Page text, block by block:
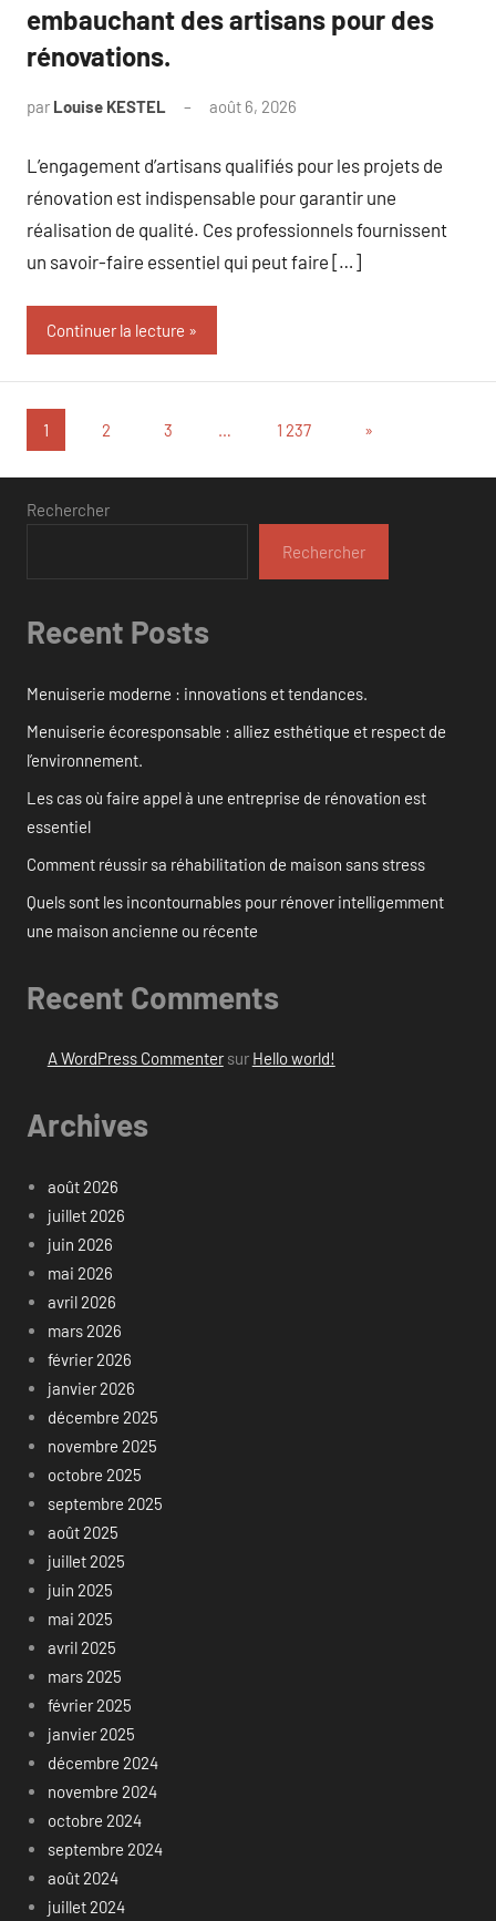
embauchant des artisans pour des
rénovations.
par Louise KESTEL août 6, 2026
L’engagement d’artisans qualifiés pour les projets de
rénovation est indispensable pour garantir une
réalisation de qualité. Ces professionnels fournissent
un savoir-faire essentiel qui peut faire […]
Continuer la lecture
Pagination
des
publications
1 2 3 … 1 237
Articles
»
Rechercher
Rechercher
Recent Posts
Menuiserie moderne : innovations et tendances.
Menuiserie écoresponsable : alliez esthétique et respect de
l’environnement.
Les cas où faire appel à une entreprise de rénovation est
essentiel
Comment réussir sa réhabilitation de maison sans stress
Quels sont les incontournables pour rénover intelligemment
une maison ancienne ou récente
Recent Comments
A WordPress Commentersur Hello world!
Archives
août 2026
juillet 2026
juin 2026
mai 2026
avril 2026
mars 2026
février 2026
janvier 2026
décembre 2025
novembre 2025
octobre 2025
septembre 2025
août 2025
juillet 2025
juin 2025
mai 2025
avril 2025
mars 2025
février 2025
janvier 2025
décembre 2024
novembre 2024
octobre 2024
septembre 2024
août 2024
juillet 2024